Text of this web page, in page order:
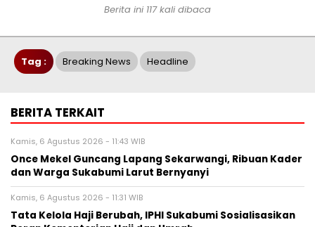
Berita ini 117 kali dibaca
Tag : Breaking News Headline
BERITA TERKAIT
Kamis, 6 Agustus 2026 - 11:43 WIB
Once Mekel Guncang Lapang Sekarwangi, Ribuan Kader
dan Warga Sukabumi Larut Bernyanyi
Kamis, 6 Agustus 2026 - 11:31 WIB
Tata Kelola Haji Berubah, IPHI Sukabumi Sosialisasikan